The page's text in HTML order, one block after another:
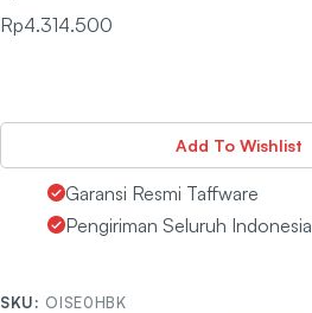
Rp4.314.500
Add To Wishlist
Garansi Resmi Taffware
Pengiriman Seluruh Indonesia
SKU: OISE0HBK